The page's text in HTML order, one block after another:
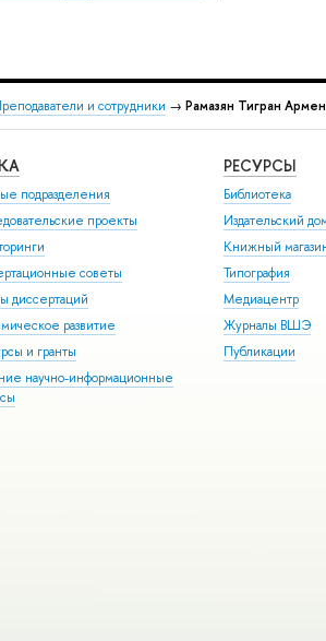
и сотрудники → Рамазян Тигран
подразделения
проекты
советы
диссертаций
развитие
и гранты
научно-информационные
РЕСУРСЫ
Библиотека
Издательский
Книжный
Типография
Медиацентр
Журналы ВШЭ
Публикации